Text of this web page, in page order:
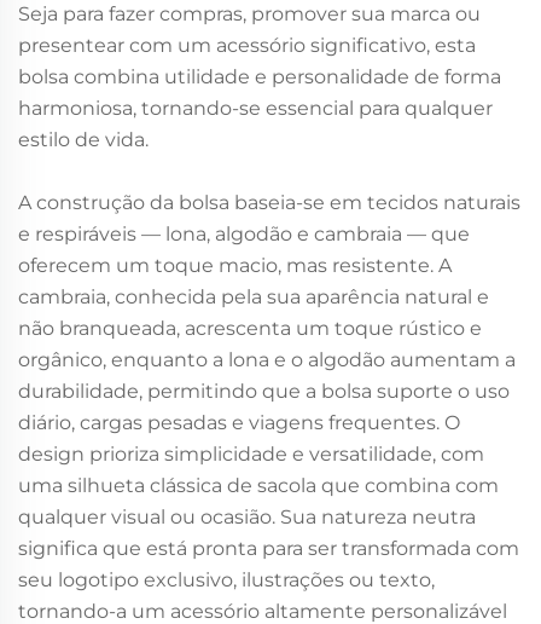
Seja para fazer compras, promover sua marca ou
presentear com um acessório significativo, esta
bolsa combina utilidade e personalidade de forma
harmoniosa, tornando-se essencial para qualquer
estilo de vida.
A construção da bolsa baseia-se em tecidos naturais
e respiráveis — lona, algodão e cambraia — que
oferecem um toque macio, mas resistente. A
cambraia, conhecida pela sua aparência natural e
não branqueada, acrescenta um toque rústico e
orgânico, enquanto a lona e o algodão aumentam a
durabilidade, permitindo que a bolsa suporte o uso
diário, cargas pesadas e viagens frequentes. O
design prioriza simplicidade e versatilidade, com
uma silhueta clássica de sacola que combina com
qualquer visual ou ocasião. Sua natureza neutra
significa que está pronta para ser transformada com
seu logotipo exclusivo, ilustrações ou texto,
tornando-a um acessório altamente personalizável